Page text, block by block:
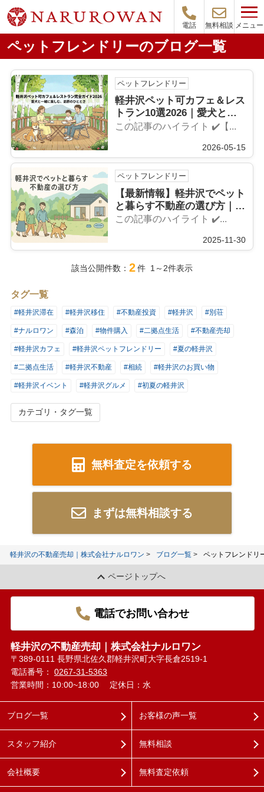
電話 無料相談 メニュー
ペットフレンドリーのブログ一覧
ペットフレンドリー
軽井沢ペット可カフェ＆レス
トラン10選2026｜愛犬との
お出かけに
この記事のハイライト ✔️【...
2026-05-15
ペットフレンドリー
【最新情報】軽井沢でペット
と暮らす不動産の選び方｜森
泊で体験できるペット同伴の
この記事のハイライト ✔️...
2025-11-30
該当公開件数： 2件 1～2件表示
タグ一覧
#軽井沢滞在 #軽井沢移住 #不動産投資 #軽井沢 #別荘
#ナルロワン #森泊 #物件購入 #二拠点生活 #不動産売却
#軽井沢カフェ #軽井沢ペットフレンドリー #夏の軽井沢
#二拠点生活 #軽井沢不動産 #相続 #軽井沢のお買い物
#軽井沢イベント #軽井沢グルメ #初夏の軽井沢
カテゴリ・タグ一覧
無料査定を依頼する
まずは無料相談する
軽井沢の不動産売却｜株式会社ナルロワン ブログ一覧 ペットフレンドリ
ページトップへ
電話でお問い合わせ
軽井沢の不動産売却｜株式会社ナルロワン
〒389-0111 長野県北佐久郡軽井沢町大字長倉2519-1
電話番号： 0267-31-5363
営業時間：10:00~18:00
定休日：水
ブログ一覧
スタッフ紹介
会社概要
お客様の声一覧
無料相談
無料査定依頼